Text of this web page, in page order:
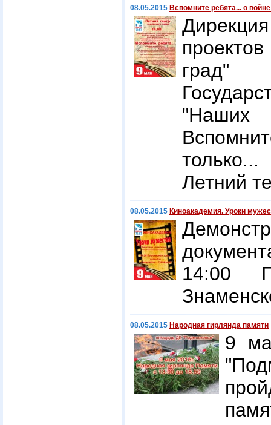
08.05.2015 Вспомните ребята... о
град"
"Наших
только...
Летний
08.05.2015 Киноакадемия. Уроки
14:00
08.05.2015 Народная гирлянда памяти
9